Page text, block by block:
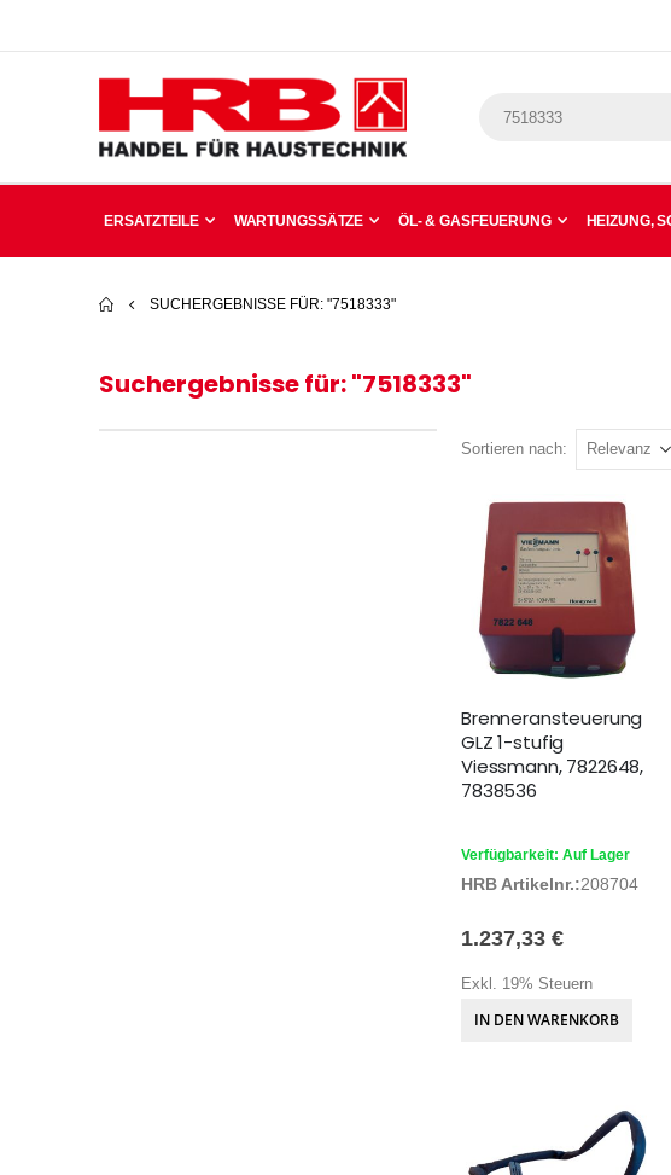
ERSATZTEILE WARTUNGSSÄTZE ÖL- & GASFEUERUNG HEIZUNG,
SUCHERGEBNISSE FÜR: "7518333"
Suchergebnisse für: "7518333"
Sortieren nach
Brenneransteuerung
GLZ 1-stufig
Viessmann, 7822648,
7838536
Verfügbarkeit: Auf Lager
HRB Artikelnr.:208704
1.237,33 €
Exkl. 19% Steuern
IN DEN WARENKORB